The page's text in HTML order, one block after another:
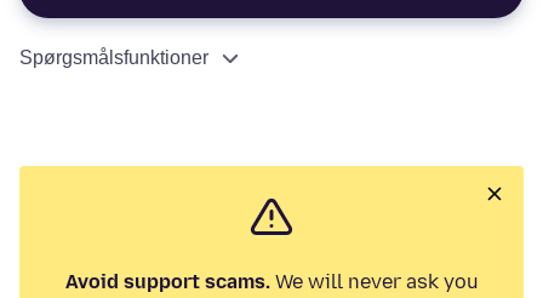
Spørgsmålsfunktioner
Avoid support scams.We will never ask you